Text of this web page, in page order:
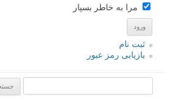
مرا به خاطر بسپار
ثبت نام
بازیابی رمز عبور